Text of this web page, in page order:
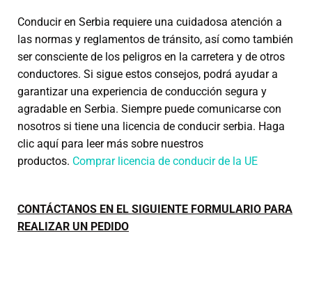
Conducir en Serbia requiere una cuidadosa atención a
las normas y reglamentos de tránsito, así como también
ser consciente de los peligros en la carretera y de otros
conductores. Si sigue estos consejos, podrá ayudar a
garantizar una experiencia de conducción segura y
agradable en Serbia. Siempre puede comunicarse con
nosotros si tiene una licencia de conducir serbia. Haga
clic aquí para leer más sobre nuestros
productos. Comprar licencia de conducir de la UE
CONTÁCTANOS EN EL SIGUIENTE FORMULARIO PARA
REALIZAR UN PEDIDO